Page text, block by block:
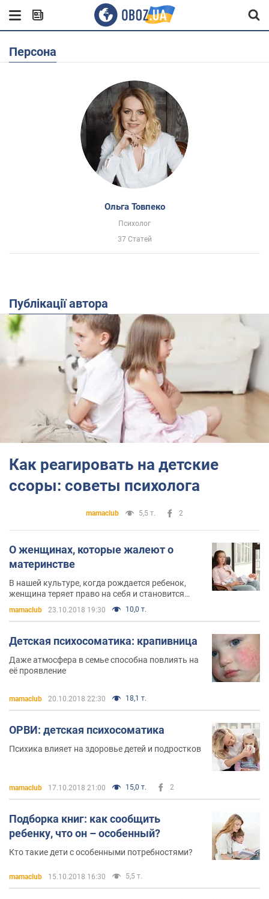
Персона
Ольга Товпеко
Психолог
37 Статей
Публікації автора
Как реагировать на детские
ссоры: советы психолога
mamaclub 5,5 т. 2
О женщинах, которые жалеют о
материнстве
В нашей культуре, когда рождается ребенок,
женщина теряет право на себя и становится
обслуживающим персоналом в режиме 24/7
mamaclub 23.10.2018 19:30 10,0 т.
Детская психосоматика: крапивница
Даже атмосфера в семье способна повлиять на
её проявление
mamaclub 20.10.2018 22:30 18,1 т.
ОРВИ: детская психосоматика
Психика влияет на здоровье детей и подростков
mamaclub 17.10.2018 21:00 15,0 т. 2
Подборка книг: как сообщить
ребенку, что он – особенный?
Кто такие дети с особенными потребностями?
mamaclub 15.10.2018 16:30 5,5 т.